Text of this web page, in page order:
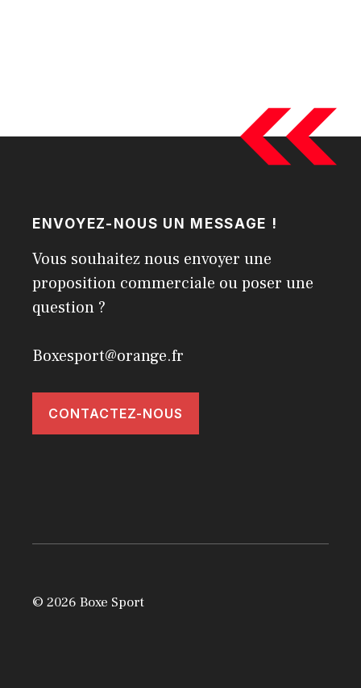
ENVOYEZ-NOUS UN MESSAGE !
Vous souhaitez nous envoyer une
proposition commerciale ou poser une
question ?
Boxesport@orange.fr
CONTACTEZ-NOUS
© 2026 Boxe Sport